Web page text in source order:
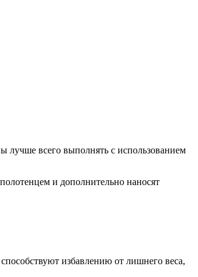
лучше всего выполнять с использованием
и дополнительно наносят
избавлению от лишнего веса,